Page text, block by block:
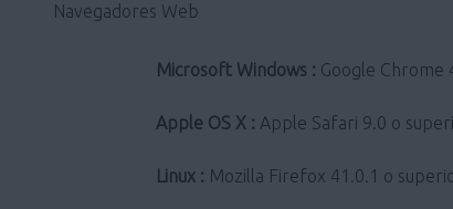
Navegadores Web
Microsoft Windows : Google
Apple OS X : Apple Safari 9.0 o
Linux : Mozilla Firefox 41.0.1 o